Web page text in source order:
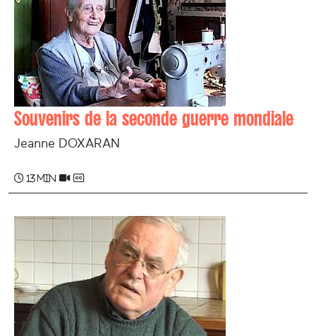
Souvenirs de la seconde guerre mondiale
Jeanne DOXARAN
13 min